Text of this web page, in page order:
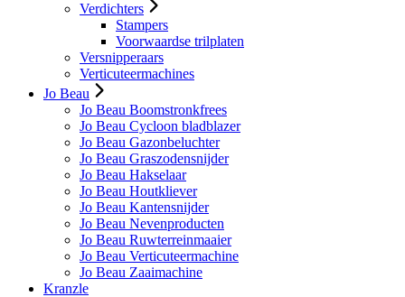
Verdichters
Stampers
Voorwaardse trilplaten
Versnipperaars
Verticuteermachines
Jo Beau
Jo Beau Boomstronkfrees
Jo Beau Cycloon bladblazer
Jo Beau Gazonbeluchter
Jo Beau Graszodensnijder
Jo Beau Hakselaar
Jo Beau Houtkliever
Jo Beau Kantensnijder
Jo Beau Nevenproducten
Jo Beau Ruwterreinmaaier
Jo Beau Verticuteermachine
Jo Beau Zaaimachine
Kranzle